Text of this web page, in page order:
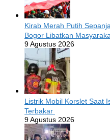
Kirab Merah Putih
Bogor Libatkan
9 Agustus 2026
Listrik Mobil Korslet Saat
Terbakar
9 Agustus 2026